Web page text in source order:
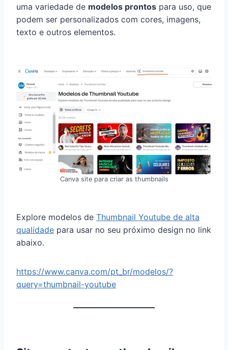
uma variedade de modelos prontos para uso, que
podem ser personalizados com cores, imagens,
texto e outros elementos.
Canva site para criar as thumbnails
Explore modelos de Thumbnail Youtube de alta
qualidade para usar no seu próximo design no link
abaixo.
https://www.canva.com/pt_br/modelos/?
query=thumbnail-youtube